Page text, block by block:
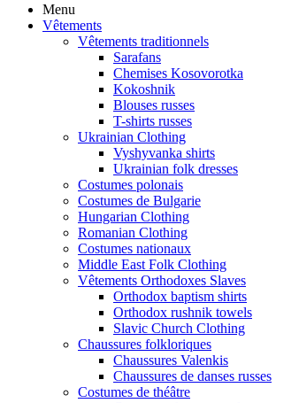
Menu
Vêtements
Vêtements traditionnels
Sarafans
Chemises Kosovorotka
Kokoshnik
Blouses russes
T-shirts russes
Ukrainian Clothing
Vyshyvanka shirts
Ukrainian folk dresses
Costumes polonais
Costumes de Bulgarie
Hungarian Clothing
Romanian Clothing
Costumes nationaux
Middle East Folk Clothing
Vêtements Orthodoxes Slaves
Orthodox baptism shirts
Orthodox rushnik towels
Slavic Church Clothing
Chaussures folkloriques
Chaussures Valenkis
Chaussures de danses russes
Costumes de théâtre